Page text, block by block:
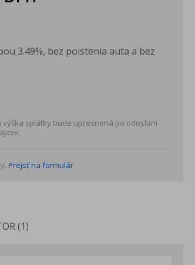
3.49%, bez poistenia auta a bez
splátky bude upresnená po odoslaní
Prejsť na formulár
(1)